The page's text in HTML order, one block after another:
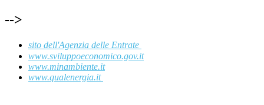
-->
sito dell'Agenzia delle Entrate
www.sviluppoeconomico.gov.it
www.minambiente.it
www.qualenergia.it